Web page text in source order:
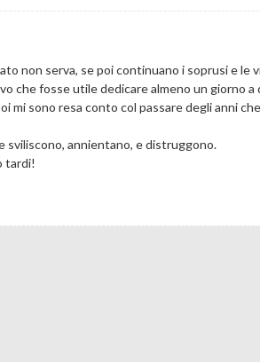
non serva, se poi continuano i soprusi e le
che fosse utile dedicare almeno un giorno a
mi sono resa conto col passare degli anni
sviliscono, annientano, e distruggono.
tardi!